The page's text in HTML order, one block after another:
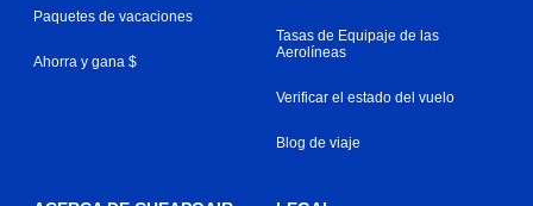
Paquetes de vacaciones
Ahorra y gana $
Tasas de Equipaje de las
Aerolíneas
Verificar el estado del vuelo
Blog de viaje